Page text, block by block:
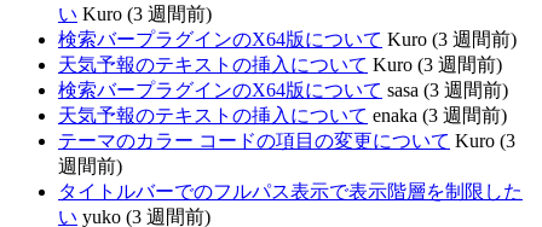
い Kuro (3 週間前)
検索バープラグインのX64版について Kuro (3 週間前)
天気予報のテキストの挿入について Kuro (3 週間前)
検索バープラグインのX64版について sasa (3 週間前)
天気予報のテキストの挿入について enaka (3 週間前)
テーマのカラー コードの項目の変更について Kuro (3
週間前)
タイトルバーでのフルパス表示で表示階層を制限した
い yuko (3 週間前)